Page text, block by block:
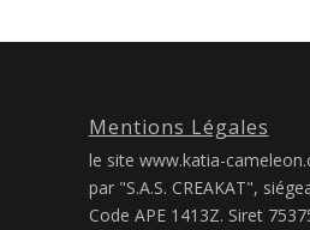
Mentions Légales
le site www.katia-
par "S.A.S. CREAKAT",
Code APE 1413Z. Siret